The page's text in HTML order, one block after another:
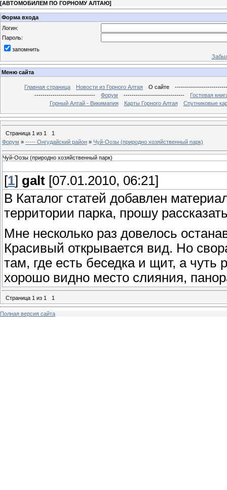
[АВТОМОБИЛЕМ ПО ГОРНОМУ АЛТАЮ]
Форма входа
Логин:
Пароль:
запомнить
Меню сайта
Главная страница Новости из Горного Алтая О сайте
------------------------------
Форум ------------------------------
Гостевая
Горный Алтай - Викимапия
Карты Горного Алтая Спутниковые
Страница 1 из 1
1
Форум » ----- Онгудайский район » Чуй-Оозы (природно хозяйственный парк)
Чуй-Оозы (природно хозяйственный парк)
[1] galt [07.01.2010, 06:21]
В Каталог статей добавлен
территории парка, прошу
Мне несколько раз довелось
Красивый открывается вид. Но
там, где есть беседка и щит, а
хорошо видно место слияния,
Страница 1 из 1 1
Полная версия сайта